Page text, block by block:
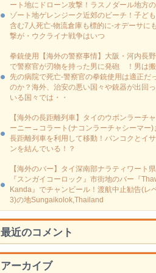
ート地にドローン攻撃！ラスノダール地方の
ゾート地ゲレンジーク近郊のビーチ！子ど
含む7人死亡-物流倉庫も標的に‐オデーサに
撃が・ウクライナ戦争はいつ
拳銃使用【海外の警察事情】大阪・河内長
で警察官が刃物を持った男に発砲 ！男は
先の病院で死亡-警察官の拳銃使用は適正だ
のか？海外、治安の悪い国々や銃器が出回
いる国々では・・
【海外の長距離列車】タイのウボンラーチ
ーニー→コラート(ナコンラーチャシーマー)
長距離列車を利用して移動！バンコクとイ
ンを結んでいる！？
【海外のバー】タイ深南部ナラティワート県
『スンガイコーロック』市街地のバー『
Kanda』でチャンビール！渡航中止勧告(レ
3)の地Sungaikolok,Thailand
最近のコメント
アーカイブ